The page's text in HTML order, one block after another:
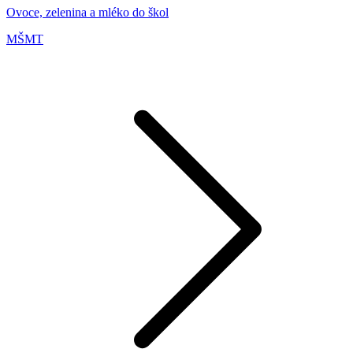
Ovoce, zelenina a mléko do škol
MŠMT